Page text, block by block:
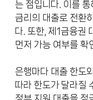
는 점입니다. 이를
금리의 대출로 전환
다. 또한, 제1금융권
먼저 가능 여부를 확
은행마다 대출 한도
따라 한도가 달라질